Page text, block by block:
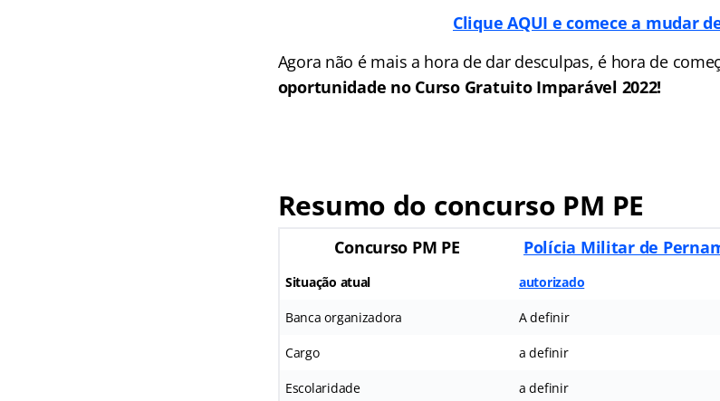
Clique AQUI e comece a mudar
Agora não é mais a hora de dar desculpas, é hora de
oportunidade no Curso Gratuito Imparável 2022!
Resumo do concurso PM PE
Concurso PM PE Polícia Militar de
Situação atual autorizado
Banca organizadora A definir
Cargo a definir
Escolaridade a definir